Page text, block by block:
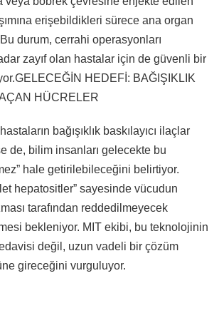
erişebildikleri sürece ana organ
durum, cerrahi operasyonları
zayıf olan hastalar için de güvenli bir
HEDEFİ: BAĞIŞIKLIK
HÜCRELER
bağışıklık baskılayıcı ilaçlar
de, bilim insanları gelecekte bu
hale getirilebileceğini belirtiyor.
hepatositler” sayesinde vücudun
tarafından reddedilmeyecek
bekleniyor. MIT ekibi, bu teknolojinin
değil, uzun vadeli bir çözüm
gireceğini vurguluyor.